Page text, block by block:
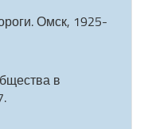
Омск, 1925-
в